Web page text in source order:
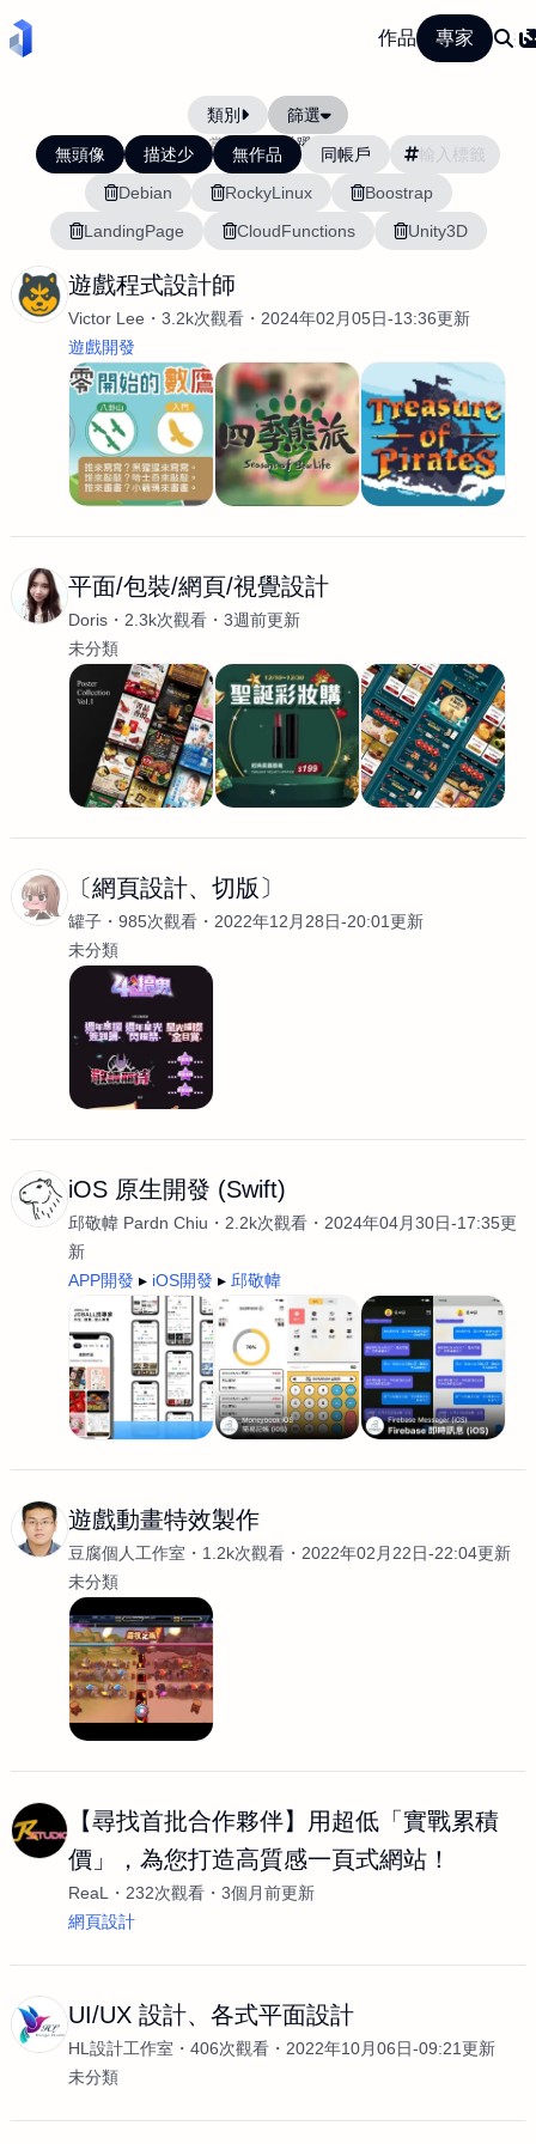
作品 專家
類別 篩選
當前排序: 活躍度
無頭像 描述少 無作品
同帳戶
Debian
RockyLinux
Boostrap
LandingPage
CloudFunctions Unity3D
遊戲程式設計師
Victor Lee 3.2k次觀看
2024年02月05日-13:36更新
遊戲開發
平面/包裝/網頁/視覺設計
Doris 2.3k次觀看
3週前更新
未分類
〔網頁設計、切版〕
罐子 985次觀看
2022年12月28日-20:01更新
未分類
iOS 原生開發 (Swift)
邱敬幃 Pardn Chiu 2.2k次觀看
2024年04月30日-17:35更
新
APP開發
iOS開發 邱敬幃
遊戲動畫特效製作
豆腐個人工作室 1.2k次觀看
2022年02月22日-22:04更新
未分類
【尋找首批合作夥伴】用超低「實戰累積
價」，為您打造高質感一頁式網站！
ReaL 232次觀看
3個月前更新
網頁設計
UI/UX 設計、各式平面設計
HL設計工作室 406次觀看
2022年10月06日-09:21更新
未分類